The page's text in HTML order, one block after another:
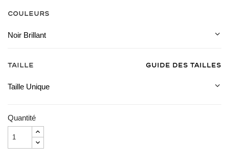
COULEURS
Noir Brillant
Taille Guide des tailles
Taille Unique
Quantité